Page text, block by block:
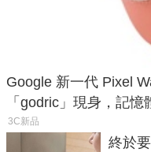
Google 新一代 Pixel
「godric」現身，記
3C新品
終於